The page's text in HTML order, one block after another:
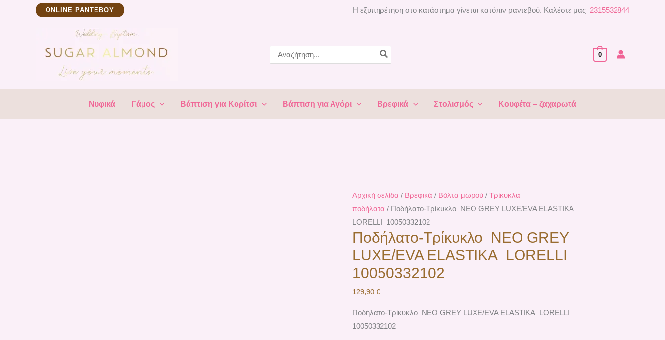
ΟNLINE ΡΑΝΤΕΒΟΥ Η εξυπηρέτηση στο κατάστημα γίνεται κατόπιν ραντεβού. Καλέστε μας 2315532844
for:
0
Νυφικά Γάμος Βάπτιση για Κορίτσι Βάπτιση για Αγόρι Βρεφικά Στολισμός Κουφέτα – ζαχαρωτά
Αρχική σελίδα / Βρεφικά / Βόλτα μωρού / Τρίκυκλα
ποδήλατα / Ποδήλατο-Τρίκυκλο ΝΕΟ GREY LUXE/EVA ELASTIKA
LORELLI 10050332102
Ποδήλατο-Τρίκυκλο ΝΕΟ GREY
LUXE/EVA ELASTIKA LORELLI
10050332102
129,90 €
Ποδήλατο-Τρίκυκλο ΝΕΟ GREY LUXE/EVA ELASTIKA LORELLI
10050332102
Ποδήλατο-
GREY
LUXE/EVA
10050332102